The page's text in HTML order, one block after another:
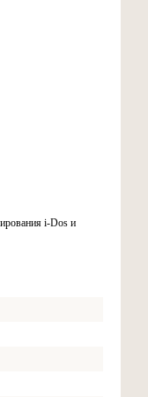
i-Dos и